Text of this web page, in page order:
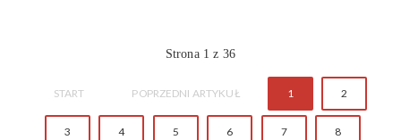
Strona 1 z 36
START POPRZEDNI ARTYKUŁ 1 2
3 4 5 6 7 8